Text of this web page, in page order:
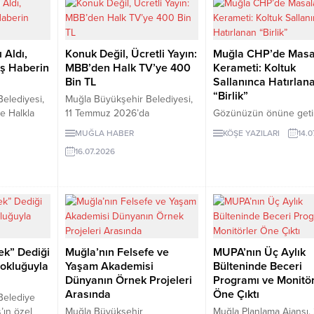
Aras,
inceleme talep etti.
Aldı,
Haberin
Halkla
tanıtım
2026
Konuk Değil, Ücretli Yayın:
MBB’den Halk TV’ye 400
Bin TL
Muğla Büyükşehir Belediyesi,
11 Temmuz 2026’da
Dalyan’dan canlı yayımlanan
Hatıralar” programı için Halk
Turan’ın şirketinden 705 bin
TL’lik sanatçı hizmeti alındı.
Programın 9 Temmuz’da
duyurulmasına rağmen iki
doğrudan teminin de 10
Temmuz tarihli olması, “Önce
adres...
MUĞLA HABER
16.07.2026
Muğla CHP’de
Kerameti: Koltuk
Sallanınca
“Birlik”
Gözünüzün önüne
sosyal medyayı sallayan
fotoğrafı: Masada yan
Muğla İl Başkanı…
önlerinde ise bu
atan 13 ilçe başkanı.
Kentin yerel yönetimini
üstlenen iktidar, ülkede
muhalefetin yereldeki
yasama temsilini ve
KÖŞE YAZILARI
Dediği
özel
Muğla’nın Felsefe ve
Yaşam Akademisi
Dünyanın Örnek Projeleri
Arasında
Muğla Büyükşehir
MUPA’nın Üç Aylık
Bülteninde Beceri
Programı ve
Öne Çıktı
Muğla Planlama